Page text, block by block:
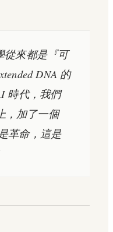
從來都是『可
DNA 的
時代，我們
，加了一個
革命，這是